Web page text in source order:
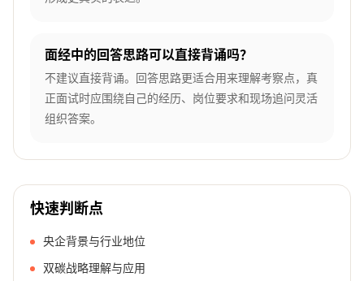
面经中的回答思路可以直接背诵吗？
不建议直接背诵。回答思路更适合用来理解考察点，真
正面试时应围绕自己的经历、岗位要求和现场追问灵活
组织答案。
快速判断点
央企背景与行业地位
双碳战略理解与应用